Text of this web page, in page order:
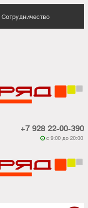
Сотрудничество
+7 928 22-00-390
 c 9:00 до 20:00